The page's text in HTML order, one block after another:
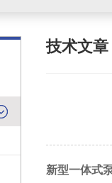
技术文章
新型一体式